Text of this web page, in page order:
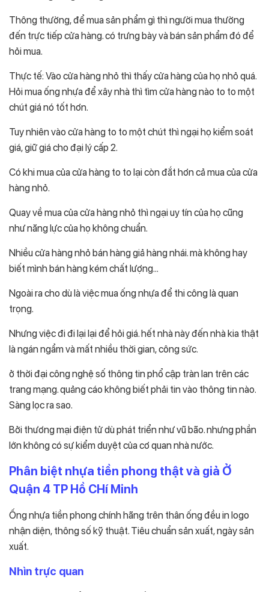
Thông thường, để mua sản phẩm gì thì người mua thường
đến trực tiếp cửa hàng. có trưng bày và bán sản phẩm đó để
hỏi mua.
Thực tế: Vào cửa hàng nhỏ thì thấy cửa hàng của họ nhỏ quá.
Hỏi mua ống nhựa để xây nhà thì tìm cửa hàng nào to to một
chút giá nó tốt hơn.
Tuy nhiên vào cửa hàng to to một chút thì ngại họ kiểm soát
giá, giữ giá cho đại lý cấp 2.
Có khi mua của cửa hàng to to lại còn đắt hơn cả mua của cửa
hàng nhỏ.
Quay về mua của cửa hàng nhỏ thì ngại uy tín của họ cũng
như năng lực của họ không chuẩn.
Nhiều cửa hàng nhỏ bán hàng giả hàng nhái. mà không hay
biết mình bán hàng kém chất lượng…
Ngoài ra cho dù là việc mua ống nhựa để thi công là quan
trọng.
Nhưng việc đi đi lại lại để hỏi giá. hết nhà này đến nhà kia thật
là ngán ngẩm và mất nhiều thời gian, công sức.
ở thời đại công nghệ số thông tin phổ cập tràn lan trên các
trang mạng. quảng cáo không biết phải tin vào thông tin nào.
Sàng lọc ra sao.
Bởi thương mại điện tử dù phát triển như vũ bão. nhưng phần
lớn không có sự kiểm duyệt của cơ quan nhà nước.
Phân biệt nhựa tiền phong thật và giả Ở
Quận 4 TP Hồ CHí Minh
Ống nhựa tiền phong chính hãng trên thân ống đều in logo
nhận diện, thông số kỹ thuật. Tiêu chuẩn sản xuất, ngày sản
xuất.
Nhìn trực quan